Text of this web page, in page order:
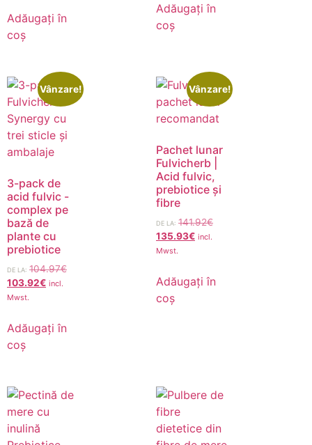
Adăugați în
coș
Adăugați în
coș
Vânzare!
3-pack de
acid fulvic -
complex pe
bază de
plante cu
prebiotice
DE LA: 104.97€
103.92€ incl.
Mwst.
Adăugați în
coș
Vânzare!
Pachet lunar
Fulvicherb |
Acid fulvic,
prebiotice și
fibre
DE LA: 141.92€
135.93€ incl.
Mwst.
Adăugați în
coș